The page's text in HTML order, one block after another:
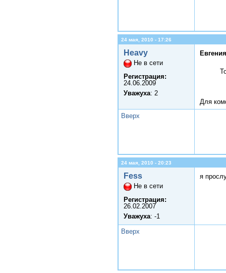
24 мая, 2010 - 17:26
Heavy
Не в сети
Регистрация:
24.06.2009
Уважуха: 2
Для
Вверх
24 мая, 2010 - 20:23
Fess
Не в сети
Регистрация:
26.02.2007
Уважуха: -1
я
Вверх